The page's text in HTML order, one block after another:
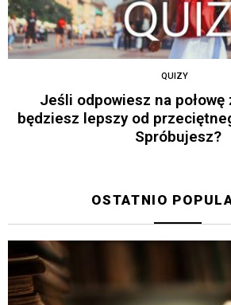
QUIZY
Jeśli odpowiesz na połowę
będziesz lepszy od
Spróbujesz?
OSTATNIO